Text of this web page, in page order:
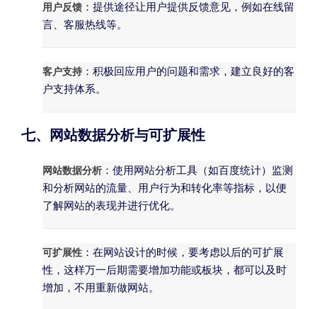
用户反馈 ：提供途径让用户提供反馈意见，例如在线留
言、客服热线等。
客户支持 ：积极回应用户的问题和需求，建立良好的客
户支持体系。
七、网站数据分析与可扩展性
网站数据分析 ：使用网站分析工具（如百度统计）监测
和分析网站的流量、用户行为和转化率等指标，以便
了解网站的表现并进行优化。
可扩展性 ：在网站设计的时候，要考虑以后的可扩展
性，这样万一后期需要增加功能或板块，都可以及时
增加，不用重新做网站。